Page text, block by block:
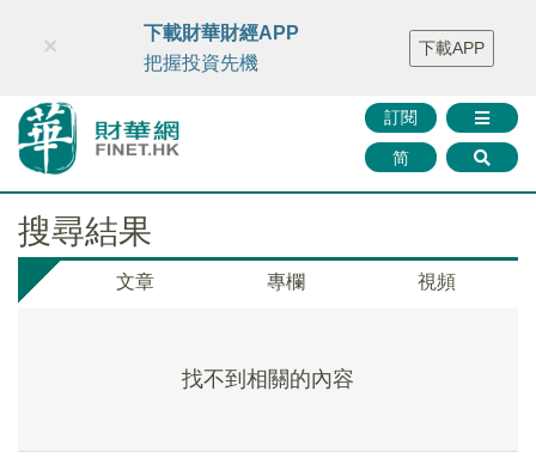
財華智庫網 FINTV FINMETA 財華證券 媒體矩陣
智庫沙龍
聯絡我們
訂閱
简
×
下載財華財經APP
把握投資先機
下載APP
搜尋結果
文章 專欄 視頻
找不到相關的內容